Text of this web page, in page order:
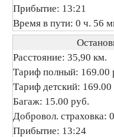
Прибытие: 13:21
Время в пути: 0 ч. 56
Расстояние: 35,90 км.
Тариф полный: 169.00
Тариф детский: 169.00
Багаж: 15.00 руб.
Добровол. страховка:
Прибытие: 13:24